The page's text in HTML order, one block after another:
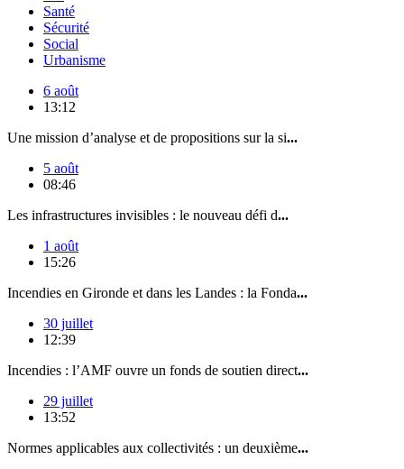
Santé
Sécurité
Social
Urbanisme
6 août
13:12
Une mission d’analyse et de propositions sur la si...
5 août
08:46
Les infrastructures invisibles : le nouveau défi d...
1 août
15:26
Incendies en Gironde et dans les Landes : la Fonda...
30 juillet
12:39
Incendies : l’AMF ouvre un fonds de soutien direct...
29 juillet
13:52
Normes applicables aux collectivités : un deuxième...